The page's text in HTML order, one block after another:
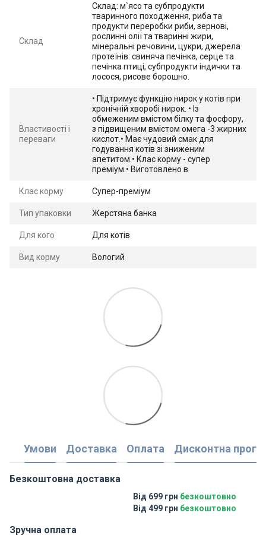
Склад
Склад: м`ясо та субпродукти
тваринного походження, риба та
продукти переробки риби, зернові,
рослинні олії та тваринні жири,
мінеральні речовини, цукри, джерела
протеїнів: свиняча печінка, серце та
печінка птиці, субпродукти індички та
лосося, рисове борошно.
Властивості і
переваги
• Підтримує функцію нирок у котів при
хронічній хворобі нирок. • Із
обмеженим вмістом білку та фосфору,
з підвищеним вмістом омега -3 жирних
кислот.• Має чудовий смак для
годування котів зі зниженим
апетитом.• Клас корму - супер
преміум.• Виготовлено в
Клас корму Супер-преміум
Тип упаковки Жерстяна банка
Для кого Для котів
Вид корму Вологий
Умови Доставка Оплата Дисконтна
Безкоштовна доставка
Від 699 грн безкоштовно
Від 499 грн безкоштовно
Зручна оплата